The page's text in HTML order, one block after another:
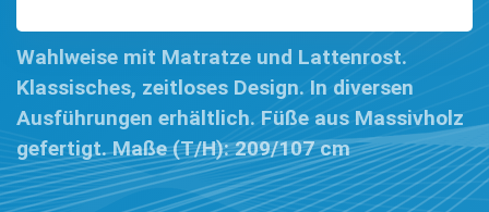
Wahlweise mit Matratze und Lattenrost.
Klassisches, zeitloses Design. In diversen
Ausführungen erhältlich. Füße aus Massivholz
gefertigt. Maße (T/H): 209/107 cm